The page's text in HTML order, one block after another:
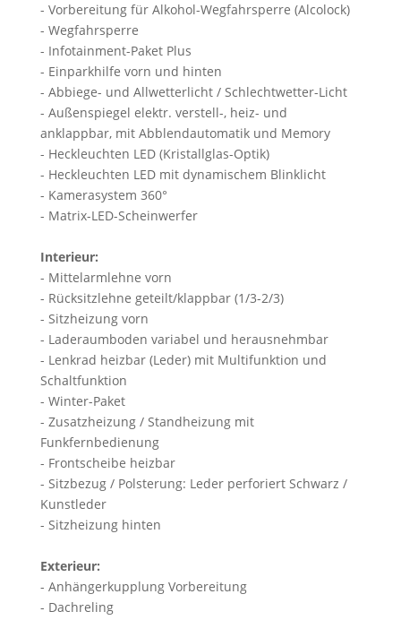
- Vorbereitung für Alkohol-Wegfahrsperre (Alcolock)
- Wegfahrsperre
- Infotainment-Paket Plus
- Einparkhilfe vorn und hinten
- Abbiege- und Allwetterlicht / Schlechtwetter-Licht
- Außenspiegel elektr. verstell-, heiz- und
anklappbar, mit Abblendautomatik und Memory
- Heckleuchten LED (Kristallglas-Optik)
- Heckleuchten LED mit dynamischem Blinklicht
- Kamerasystem 360°
- Matrix-LED-Scheinwerfer
Interieur:
- Mittelarmlehne vorn
- Rücksitzlehne geteilt/klappbar (1/3-2/3)
- Sitzheizung vorn
- Laderaumboden variabel und herausnehmbar
- Lenkrad heizbar (Leder) mit Multifunktion und
Schaltfunktion
- Winter-Paket
- Zusatzheizung / Standheizung mit
Funkfernbedienung
- Frontscheibe heizbar
- Sitzbezug / Polsterung: Leder perforiert Schwarz /
Kunstleder
- Sitzheizung hinten
Exterieur:
- Anhängerkupplung Vorbereitung
- Dachreling